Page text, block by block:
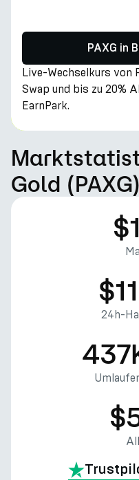
PAXG in
Live-Wechselkurs von
Swap und bis zu 20%
EarnPark.
Gold (PAXG)
24h-